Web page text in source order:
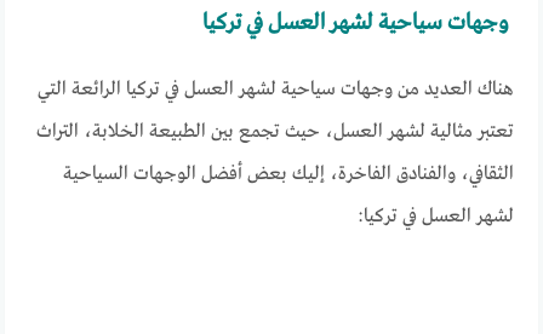
وجهات سياحية لشهر العسل في تركيا
هناك العديد من وجهات سياحية لشهر العسل في تركيا الرائعة التي
تعتبر مثالية لشهر العسل، حيث تجمع بين الطبيعة الخلابة، التراث
الثقافي، والفنادق الفاخرة، إليك بعض أفضل الوجهات السياحية
لشهر العسل في تركيا: